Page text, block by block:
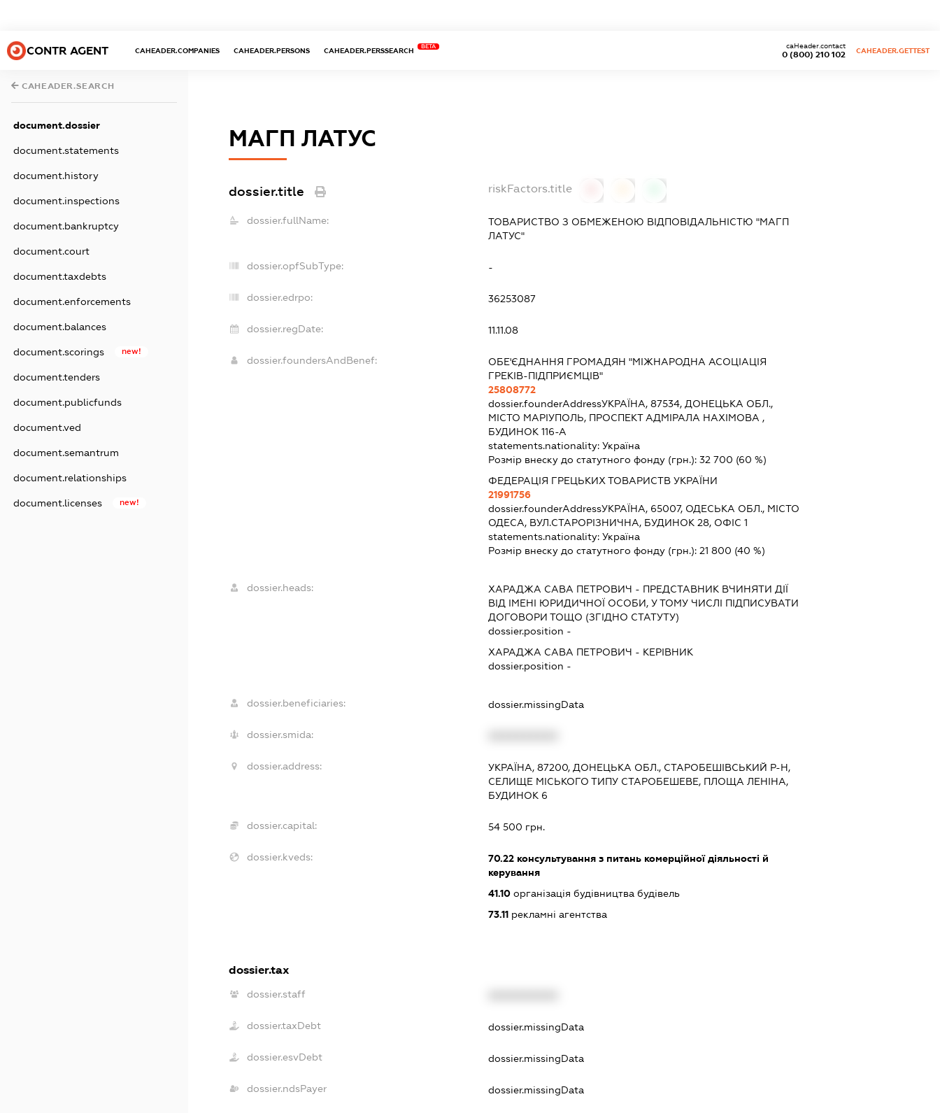
CONTR AGENT CAHEADER.COMPANIES CAHEADER.PERSONS CAHEADER.PERSSEARCH
BETA
0 (800) 210 102
caHeader.contact
CAHEADER.GETTEST
CAHEADER.SEARCH
document.dossier
document.statements
document.history
document.inspections
document.bankruptcy
document.court
document.taxdebts
document.enforcements
document.balances
document.scorings new!
document.tenders
document.publicfunds
document.ved
document.semantrum
document.relationships
document.licenses new!
МАГП ЛАТУС
dossier.title riskFactors.title
dossier.fullName:
ТОВАРИСТВО З ОБМЕЖЕНОЮ ВІДПОВІДАЛЬНІСТЮ "МАГП
ЛАТУС"
dossier.opfSubType: -
dossier.edrpo: 36253087
dossier.regDate: 11.11.08
dossier.foundersAndBenef:
ОБЕ'ЄДНАННЯ ГРОМАДЯН "МІЖНАРОДНА АСОЦІАЦІЯ
ГРЕКІВ-ПІДПРИЄМЦІВ"
25808772
dossier.founderAddressУКРАЇНА, 87534, ДОНЕЦЬКА ОБЛ.,
МІСТО МАРІУПОЛЬ, ПРОСПЕКТ АДМІРАЛА НАХІМОВА ,
БУДИНОК 116-А
statements.nationality:Україна
Розмір внеску до статутного фонду (грн.):32 700 (60 %)
ФЕДЕРАЦІЯ ГРЕЦЬКИХ ТОВАРИСТВ УКРАЇНИ
21991756
dossier.founderAddressУКРАЇНА, 65007, ОДЕСЬКА ОБЛ., МІСТО
ОДЕСА, ВУЛ.СТАРОРІЗНИЧНА, БУДИНОК 28, ОФІС 1
statements.nationality:Україна
Розмір внеску до статутного фонду (грн.):21 800 (40 %)
dossier.heads: ХАРАДЖА САВА ПЕТРОВИЧ - ПРЕДСТАВНИК ВЧИНЯТИ ДІЇ
ВІД ІМЕНІ ЮРИДИЧНОЇ ОСОБИ, У ТОМУ ЧИСЛІ ПІДПИСУВАТИ
ДОГОВОРИ ТОЩО (ЗГІДНО СТАТУТУ)
dossier.position -
ХАРАДЖА САВА ПЕТРОВИЧ - КЕРІВНИК
dossier.position -
dossier.beneficiaries: dossier.missingData
dossier.smida:
dossier.address:
УКРАЇНА, 87200, ДОНЕЦЬКА ОБЛ., СТАРОБЕШІВСЬКИЙ Р-Н,
СЕЛИЩЕ МІСЬКОГО ТИПУ СТАРОБЕШЕВЕ, ПЛОЩА ЛЕНІНА,
БУДИНОК 6
dossier.capital: 54 500 грн.
dossier.kveds: 70.22 консультування з питань комерційної діяльності й
керування
41.10 організація будівництва будівель
73.11 рекламні агентства
dossier.tax
dossier.staff
dossier.taxDebt dossier.missingData
dossier.esvDebt dossier.missingData
dossier.ndsPayer dossier.missingData